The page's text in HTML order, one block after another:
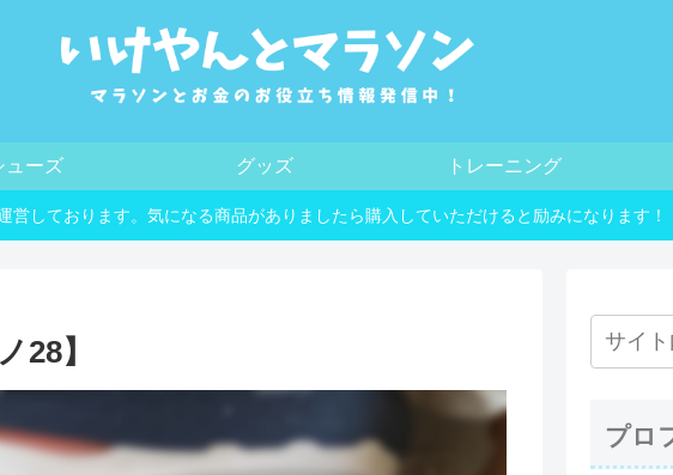
ューズ グッズ トレーニング
営しております。気になる商品がありましたら購入していただけると励みになります！
28】
プロ